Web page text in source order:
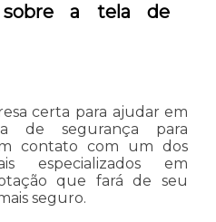
sobre a tela de
certa para ajudar em
de segurança para
contato com um dos
especializados em
que fará de seu
seguro.